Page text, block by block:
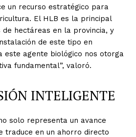
un recurso estratégico para
El HLB es la principal
hectáreas en la provincia, y
de este tipo en
este agente biológico nos otorga
fundamental”, valoró.
INTELIGENTE
solo representa un avance
traduce en un ahorro directo